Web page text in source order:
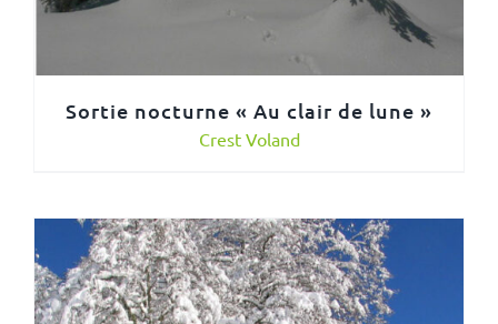
Sortie nocturne « Au clair de lune »
Crest Voland